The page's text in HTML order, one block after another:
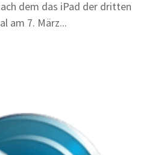
dem das iPad der dritten
am 7. März...